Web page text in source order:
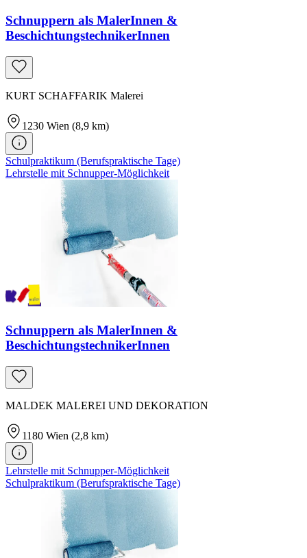
Schnuppern als MalerInnen &
BeschichtungstechnikerInnen
KURT SCHAFFARIK Malerei
1230 Wien (8,9 km)
Schulpraktikum (Berufspraktische Tage)
Lehrstelle mit Schnupper-Möglichkeit
Schnuppern als MalerInnen &
BeschichtungstechnikerInnen
MALDEK MALEREI UND DEKORATION
1180 Wien (2,8 km)
Lehrstelle mit Schnupper-Möglichkeit
Schulpraktikum (Berufspraktische Tage)